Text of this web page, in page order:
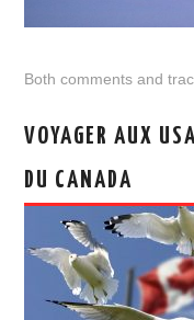
Both comments and
VOYAGER AUX
DU CANADA